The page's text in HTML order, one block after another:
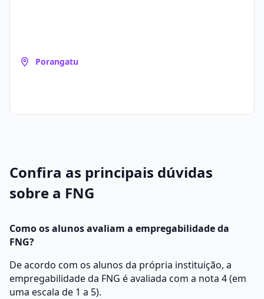
Porangatu
Confira as principais dúvidas
sobre a FNG
Como os alunos avaliam a empregabilidade da
FNG?
De acordo com os alunos da própria instituição, a
empregabilidade da FNG é avaliada com a nota 4 (em
uma escala de 1 a 5).